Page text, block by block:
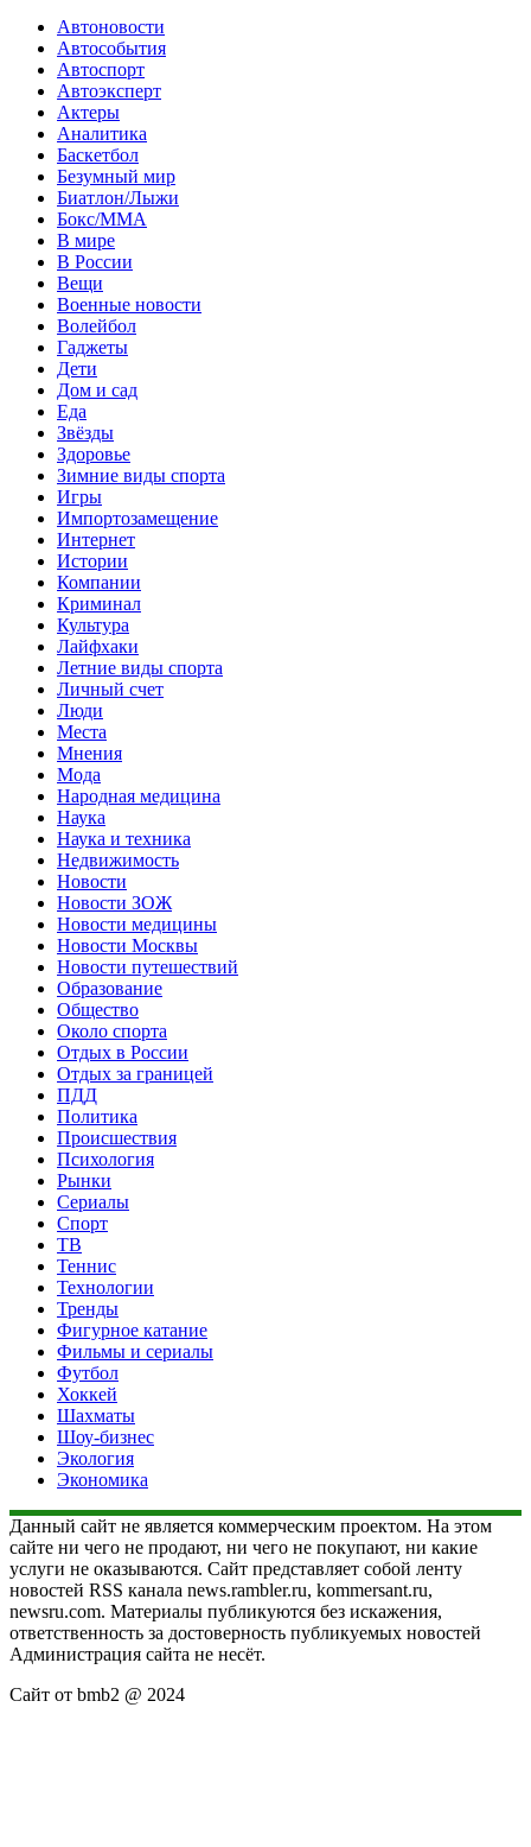
Автоновости
Автособытия
Автоспорт
Автоэксперт
Актеры
Аналитика
Баскетбол
Безумный мир
Биатлон/Лыжи
Бокс/MMA
В мире
В России
Вещи
Военные новости
Волейбол
Гаджеты
Дети
Дом и сад
Еда
Звёзды
Здоровье
Зимние виды спорта
Игры
Импортозамещение
Интернет
Истории
Компании
Криминал
Культура
Лайфхаки
Летние виды спорта
Личный счет
Люди
Места
Мнения
Мода
Народная медицина
Наука
Наука и техника
Недвижимость
Новости
Новости ЗОЖ
Новости медицины
Новости Москвы
Новости путешествий
Образование
Общество
Около спорта
Отдых в России
Отдых за границей
ПДД
Политика
Происшествия
Психология
Рынки
Сериалы
Спорт
ТВ
Теннис
Технологии
Тренды
Фигурное катание
Фильмы и сериалы
Футбол
Хоккей
Шахматы
Шоу-бизнес
Экология
Экономика
Данный сайт не является коммерческим проектом. На этом
сайте ни чего не продают, ни чего не покупают, ни какие
услуги не оказываются. Сайт представляет собой ленту
новостей RSS канала news.rambler.ru, kommersant.ru,
newsru.com. Материалы публикуются без искажения,
ответственность за достоверность публикуемых новостей
Администрация сайта не несёт.
Сайт от bmb2 @ 2024